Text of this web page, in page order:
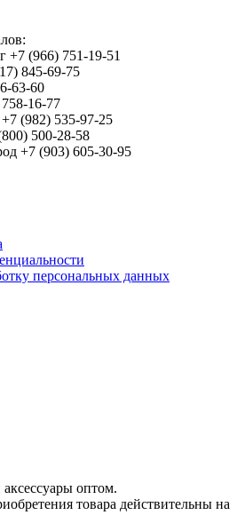
+7 (966) 751-19-51
845-69-75
63-60
16-77
(982) 535-97-25
500-28-58
+7 (903) 605-30-95
персональных данных
оптом.
товара действительны на